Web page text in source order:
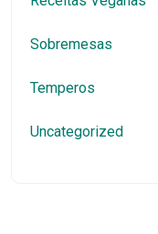
Sobremesas
Temperos
Uncategorized